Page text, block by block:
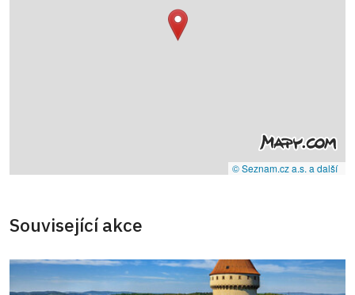
© Seznam.cz a.s. a další
Související akce